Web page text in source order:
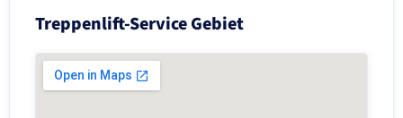
Treppenlift-Service Gebiet